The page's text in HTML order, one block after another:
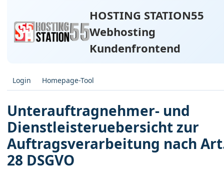
HOSTING STATION55
Webhosting
Kundenfrontend
Login Homepage-Tool
Unterauftragnehmer- und
Dienstleisteruebersicht zur
Auftragsverarbeitung nach
28 DSGVO